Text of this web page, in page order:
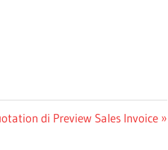
di Preview Sales Invoice